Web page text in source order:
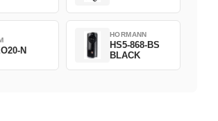
N
HORMANN
HS5-868-BS
BLACK